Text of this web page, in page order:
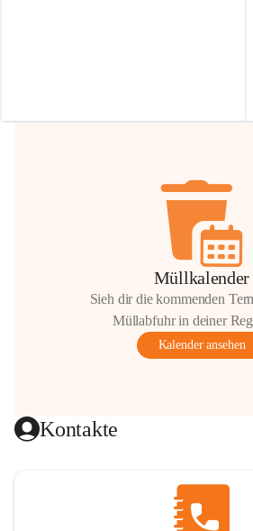
Hilfsbereitschaft!
Müllkalender
Sieh dir die kommenden
Müllabfuhr in deiner
Kalender ansehen
Kontakte